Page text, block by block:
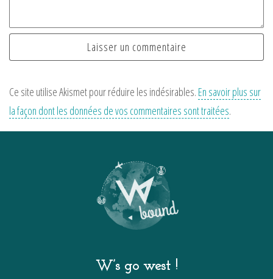
Ce site utilise Akismet pour réduire les indésirables. En savoir plus sur
la façon dont les données de vos commentaires sont traitées.
W’s go west !